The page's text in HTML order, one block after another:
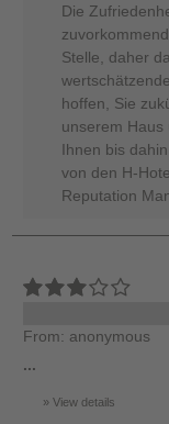
Die
Stelle, daher
hoffen, Sie
unserem
Ihnen bis
von den H-
Reputation
From: anonymous
...
View details